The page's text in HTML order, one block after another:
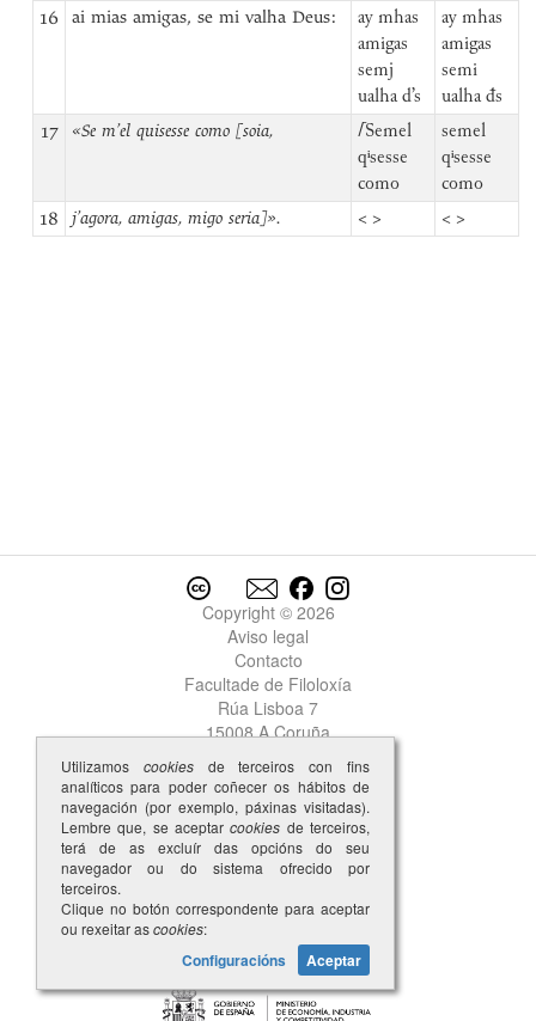
16 ai mias amigas, se mi valha Deus:
ay mhas
amigas
semj
ualha d’s
ay mhas
amigas
semi
ualha đs
17 «Se m’el quisesse como [soia, ⌈Semel
qⁱsesse
como
semel
qⁱsesse
como
18 j’agora, amigas, migo seria]». < > < >
Copyright © 2026
Aviso legal
Contacto
Facultade de Filoloxía
Rúa Lisboa 7
15008 A Coruña
Utilizamos cookiesde terceiros con fins
analíticos para poder coñecer os hábitos de
navegación (por exemplo, páxinas visitadas).
Lembre que, se aceptarcookies de terceiros,
terá de as excluír das opcións do seu
navegador ou do sistema ofrecido por
terceiros.
Clique no botón correspondente para aceptar
ou rexeitar ascookies:
Configuracións Aceptar